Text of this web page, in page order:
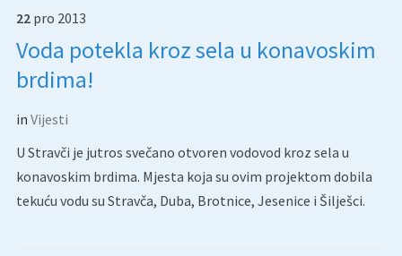
22 pro 2013
Voda potekla kroz sela u konavoskim
brdima!
in Vijesti
U Stravči je jutros svečano otvoren vodovod kroz sela u
konavoskim brdima. Mjesta koja su ovim projektom dobila
tekuću vodu su Stravča, Duba, Brotnice, Jesenice i Šilješci.